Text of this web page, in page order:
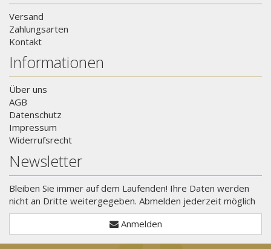
Versand
Zahlungsarten
Kontakt
Informationen
Über uns
AGB
Datenschutz
Impressum
Widerrufsrecht
Newsletter
Bleiben Sie immer auf dem Laufenden! Ihre Daten werden
nicht an Dritte weitergegeben. Abmelden jederzeit möglich
Anmelden